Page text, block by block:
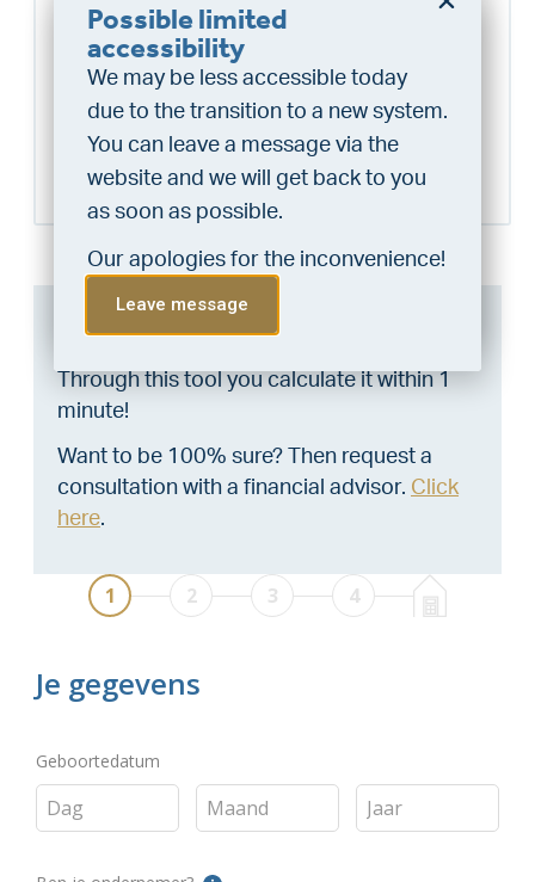
0224296441
schagen@vlieg.nl
Schedule a visit
Can I afford this house?
Through this tool you calculate it within 1
minute!
Want to be 100% sure? Then request a
consultation with a financial advisor. Click
here.
Do you want a better
chance at being assigned a
home?
Do the financing check and get
“priority” allocation. As an exclusive
service, VLIEG Mortgages offers
Do the check!
Possible limited
accessibility
We may be less accessible today
due to the transition to a new system.
You can leave a message via the
website and we will get back to you
as soon as possible.
Our apologies for the inconvenience!
Leave message